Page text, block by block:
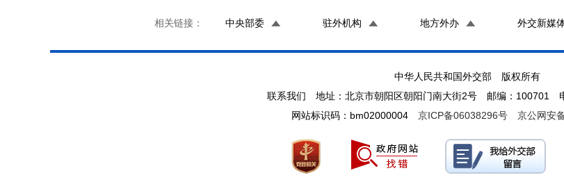
相关链接： 中央部委 驻外机构 地方外办 外交新媒
中华人民共和国外交部 版权所有
联系我们 地址：北京市朝阳区朝阳门南大街2号 邮编：100701
网站标识码：bm02000004 京ICP备06038296号 京公网安